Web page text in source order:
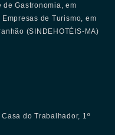
Gastronomia, em
de Turismo, em
(SINDEHOTÉIS-MA)
do Trabalhador, 1º